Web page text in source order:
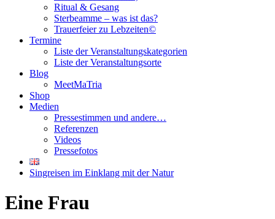
Ritual & Gesang
Sterbeamme – was ist das?
Trauerfeier zu Lebzeiten©
Termine
Liste der Veranstaltungskategorien
Liste der Veranstaltungsorte
Blog
MeetMaTria
Shop
Medien
Pressestimmen und andere…
Referenzen
Videos
Pressefotos
Singreisen im Einklang mit der Natur
Eine Frau